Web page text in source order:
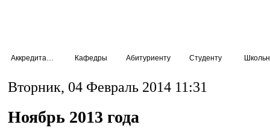
Кафедры Абитуриенту Студенту
Вторник, 04 Февраль 2014 11:31
Ноябрь 2013 года